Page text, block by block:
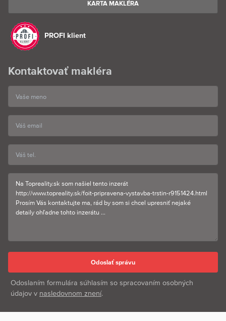
KARTA MAKLÉRA
PROFI klient
Kontaktovať makléra
Odoslaním formulára súhlasím so spracovaním osobných
údajov v nasledovnom znení.